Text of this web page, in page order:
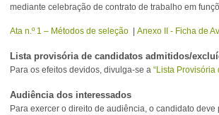
mediante celebração de contrato de trabalho em
Ata n.º 1 – Métodos de seleção |Anexo II - Ficha de
Lista provisória de candidatos admitidos/
Para os efeitos devidos, divulga-se a“Lista
Audiência dos interessados
Para exercer o direito de audiência, o candidato